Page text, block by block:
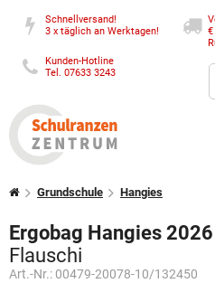
Schnellversand!
3 x täglich an Werktagen!
Kunden-Hotline
Tel. 07633 3243
Grundschule Hangies
Ergobag Hangies 2026
Flauschi
Art.-Nr.: 00479-20078-10/132450